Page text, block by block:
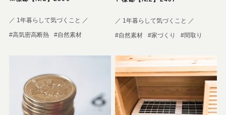
／ 1年暮らして気づくこと ／
#高気密高断熱 #自然素材
／ 1年暮らして気づくこと ／
#自然素材 #家づくり #間取り